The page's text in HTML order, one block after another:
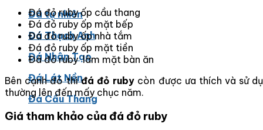
Đá tự nhiên
Đá Thạch Anh
Đá Nhân Tạo
Đá Lát Nền
Đá Cầu Thang
Đá đỏ ruby ốp cầu thang
Đá đỏ ruby ốp mặt bếp
Đá đỏ ruby ốp nhà tắm
Đá đỏ ruby ốp mặt tiền
Đá đỏ ruby làm mặt bàn ăn
Bên cạnh đó thìđá đỏ ruby còn được ưa thích và sử
thường lên đến mấy chục năm.
Giá tham khảo của đá đỏ ruby